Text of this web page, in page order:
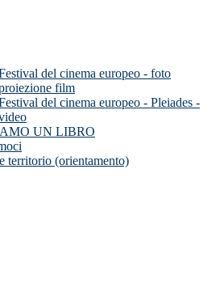
del cinema europeo - foto
film
del cinema europeo - Pleiades -
UN LIBRO
territorio (orientamento)